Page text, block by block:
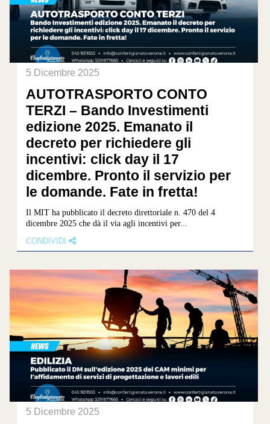
5 Dicembre 2025
AUTOTRASPORTO CONTO
TERZI – Bando Investimenti
edizione 2025. Emanato il
decreto per richiedere gli
incentivi: click day il 17
dicembre. Pronto il servizio per
le domande. Fate in fretta!
Il MIT ha pubblicato il decreto direttoriale n. 470 del 4
dicembre 2025 che dà il via agli incentivi per...
CONDIVIDI
5 Dicembre 2025